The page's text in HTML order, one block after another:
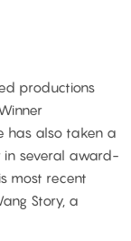
productions
has also taken a
in several award-
most recent
Story, a